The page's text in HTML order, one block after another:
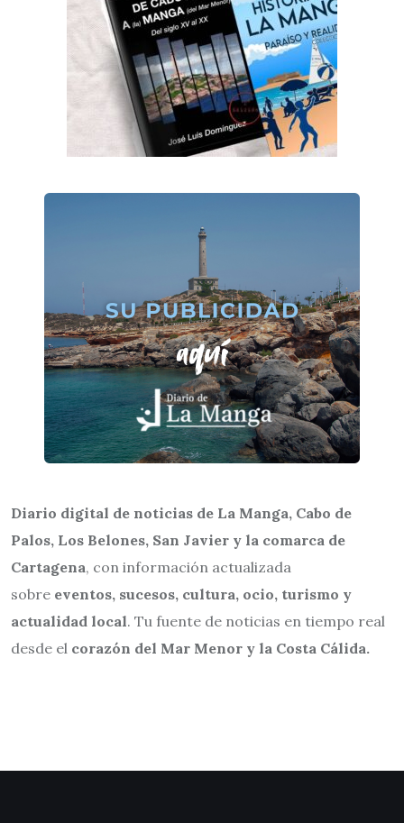
Diario digital de noticias de La Manga, Cabo de
Palos, Los Belones, San Javier y la comarca de
Cartagena, con información actualizada
sobre eventos, sucesos, cultura, ocio, turismo y
actualidad local. Tu fuente de noticias en tiempo real
desde el corazón del Mar Menor y la Costa Cálida.